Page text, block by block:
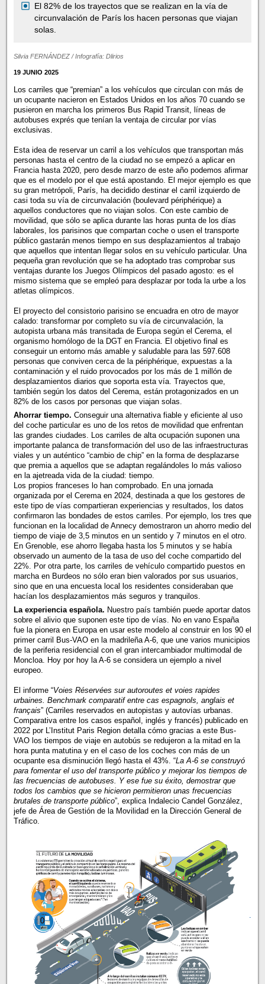
El 82% de los trayectos que se realizan en la vía de
circunvalación de París los hacen personas que viajan
solas.
Silvia FERNÁNDEZ / Infografía: Dlirios
19 JUNIO 2025
Los carriles que “premian” a los vehículos que circulan con más de
un ocupante nacieron en Estados Unidos en los años 70 cuando se
pusieron en marcha los primeros Bus Rapid Transit, líneas de
autobuses exprés que tenían la ventaja de circular por vías
exclusivas.
Esta idea de reservar un carril a los vehículos que transportan más
personas hasta el centro de la ciudad no se empezó a aplicar en
Francia hasta 2020, pero desde marzo de este año podemos afirmar
que es el modelo por el que está apostando. El mejor ejemplo es que
su gran metrópoli, París, ha decidido destinar el carril izquierdo de
casi toda su vía de circunvalación (boulevard périphérique) a
aquellos conductores que no viajan solos. Con este cambio de
movilidad, que sólo se aplica durante las horas punta de los días
laborales, los parisinos que compartan coche o usen el transporte
público gastarán menos tiempo en sus desplazamientos al trabajo
que aquellos que intentan llegar solos en su vehículo particular. Una
pequeña gran revolución que se ha adoptado tras comprobar sus
ventajas durante los Juegos Olímpicos del pasado agosto: es el
mismo sistema que se empleó para desplazar por toda la urbe a los
atletas olímpicos.
El proyecto del consistorio parisino se encuadra en otro de mayor
calado: transformar por completo su vía de circunvalación, la
autopista urbana más transitada de Europa según el Cerema, el
organismo homólogo de la DGT en Francia. El objetivo final es
conseguir un entorno más amable y saludable para las 597.608
personas que conviven cerca de la périphérique, expuestas a la
contaminación y el ruido provocados por los más de 1 millón de
desplazamientos diarios que soporta esta vía. Trayectos que,
también según los datos del Cerema, están protagonizados en un
82% de los casos por personas que viajan solas.
Ahorrar tiempo. Conseguir una alternativa fiable y eficiente al uso
del coche particular es uno de los retos de movilidad que enfrentan
las grandes ciudades. Los carriles de alta ocupación suponen una
importante palanca de transformación del uso de las infraestructuras
viales y un auténtico “cambio de chip” en la forma de desplazarse
que premia a aquellos que se adaptan regalándoles lo más valioso
en la ajetreada vida de la ciudad: tiempo.
Los propios franceses lo han comprobado. En una jornada
organizada por el Cerema en 2024, destinada a que los gestores de
este tipo de vías compartieran experiencias y resultados, los datos
confirmaron las bondades de estos carriles. Por ejemplo, los tres que
funcionan en la localidad de Annecy demostraron un ahorro medio del
tiempo de viaje de 3,5 minutos en un sentido y 7 minutos en el otro.
En Grenoble, ese ahorro llegaba hasta los 5 minutos y se había
observado un aumento de la tasa de uso del coche compartido del
22%. Por otra parte, los carriles de vehículo compartido puestos en
marcha en Burdeos no sólo eran bien valorados por sus usuarios,
sino que en una encuesta local los residentes consideraban que
hacían los desplazamientos más seguros y tranquilos.
La experiencia española. Nuestro país también puede aportar datos
sobre el alivio que suponen este tipo de vías. No en vano España
fue la pionera en Europa en usar este modelo al construir en los 90 el
primer carril Bus-VAO en la madrileña A-6, que une varios municipios
de la periferia residencial con el gran intercambiador multimodal de
Moncloa. Hoy por hoy la A-6 se considera un ejemplo a nivel
europeo.
El informe “Voies Réservées sur autoroutes et voies rapides
urbaines. Benchmark comparatif entre cas espagnols, anglais et
français” (Carriles reservados en autopistas y autovías urbanas.
Comparativa entre los casos español, inglés y francés) publicado en
2022 por L’Institut Paris Region detalla cómo gracias a este Bus-
VAO los tiempos de viaje en autobús se redujeron a la mitad en la
hora punta matutina y en el caso de los coches con más de un
ocupante esa disminución llegó hasta el 43%. “La A-6 se construyó
para fomentar el uso del transporte público y mejorar los tiempos de
las frecuencias de autobuses. Y ese fue su éxito, demostrar que
todos los cambios que se hicieron permitieron unas frecuencias
brutales de transporte público”, explica Indalecio Candel González,
jefe de Área de Gestión de la Movilidad en la Dirección General de
Tráfico.
.